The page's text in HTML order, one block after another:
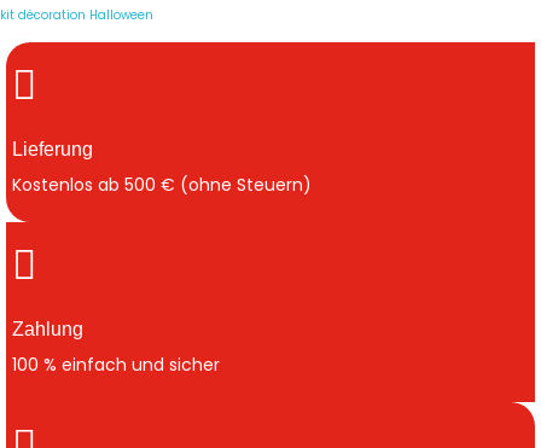
kit décoration Halloween
Lieferung
Kostenlos ab 500 € (ohne Steuern)
Zahlung
100 % einfach und sicher